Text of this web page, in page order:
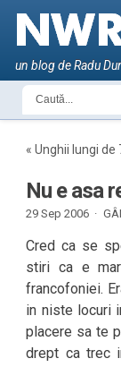
un blog de Radu
«Unghii lungi de
Nu e asa
29 Sep 2006 ·
Cred ca se
stiri ca e
francofoniei.
in niste locuri
placere sa te
drept ca trec